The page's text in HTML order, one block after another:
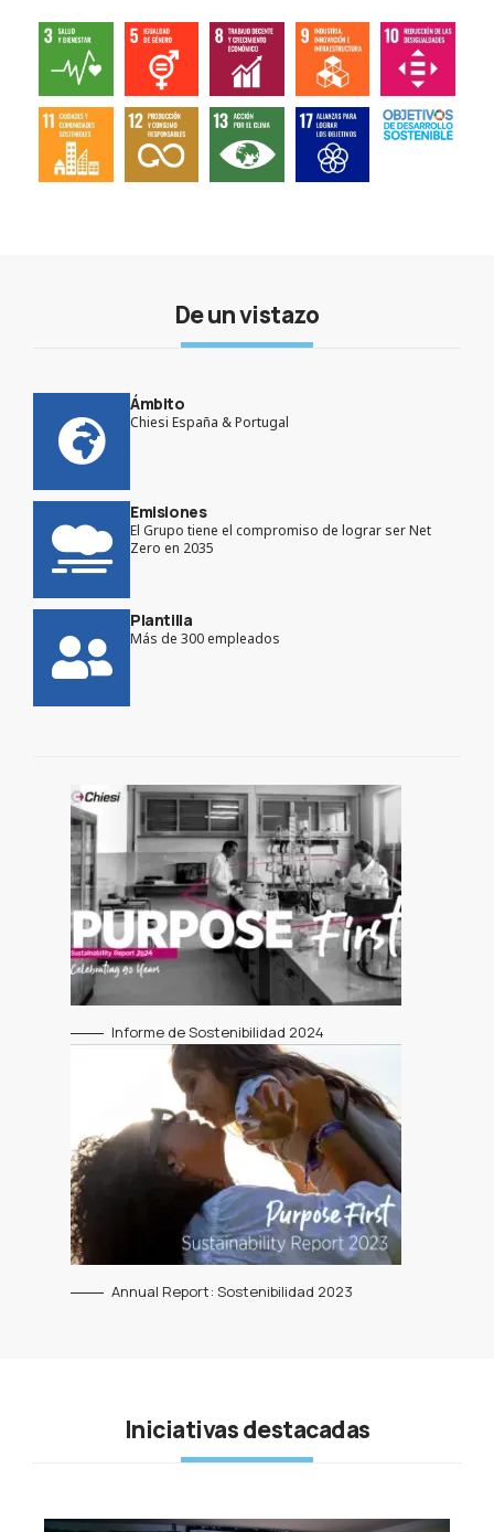
De un vistazo
Ámbito
Chiesi España & Portugal
Emisiones
El Grupo tiene el compromiso de lograr ser Net
Zero en 2035​
Plantilla
Más de 300 empleados
Informe de Sostenibilidad 2024
Annual Report: Sostenibilidad 2023
Iniciativas destacadas